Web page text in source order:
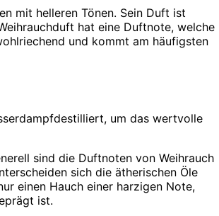
mit helleren Tönen. Sein Duft ist
hat eine Duftnote, welche
und kommt am häufigsten
um das wertvolle
sind die Duftnoten von Weihrauch
sich die ätherischen Öle
einen Hauch einer harzigen Note,
ist.